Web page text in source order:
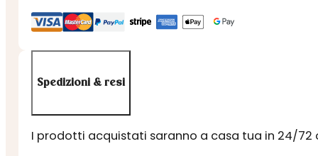
Spedizioni & resi
I prodotti acquistati saranno a casa tua in 24/72